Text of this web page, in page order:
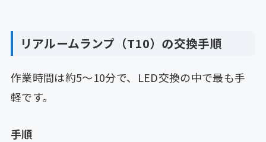
リアルームランプ（T10）の交換手順
作業時間は約5〜10分で、LED交換の中で最も手
軽です。
手順